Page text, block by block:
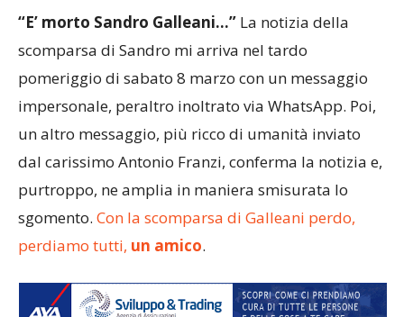
“E’ morto Sandro Galleani…” La notizia della
scomparsa di Sandro mi arriva nel tardo
pomeriggio di sabato 8 marzo con un messaggio
impersonale, peraltro inoltrato via WhatsApp. Poi,
un altro messaggio, più ricco di umanità inviato
dal carissimo Antonio Franzi, conferma la notizia e,
purtroppo, ne amplia in maniera smisurata lo
sgomento. Con la scomparsa di Galleani perdo,
perdiamo tutti, un amico.